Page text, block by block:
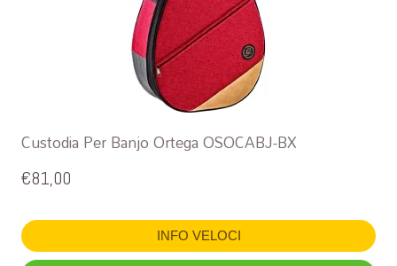
Custodia Per Banjo Ortega OSOCABJ-BX
€81,00
INFO VELOCI